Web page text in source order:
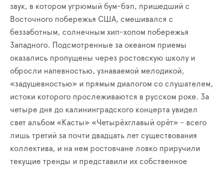
звук, в котором угрюмый бум-бэп, пришедший с
Восточного побережья США, смешивался с
беззаботным, солнечным хип-хопом побережья
Западного. Подсмотренные за океаном приемы
оказались пропущены через ростовскую школу и
обросли напевностью, узнаваемой мелодикой,
«задушевностью» и прямым диалогом со слушателем,
истоки которого прослеживаются в русском роке. За
четыре дня до калининградского концерта увидел
свет альбом «Касты» «Четырёхглавый орёт» - всего
лишь третий за почти двадцать лет существования
коллектива, и на нем ростовчане ловко приручили
текущие тренды и представили их собственное